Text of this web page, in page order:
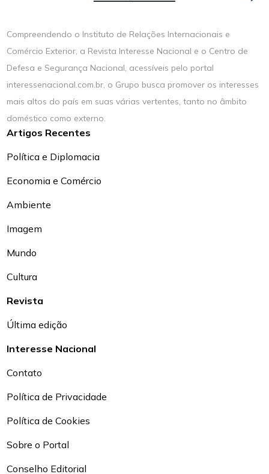
Compreendendo o Instituto de Relações Internacionais e
Comércio Exterior, a Revista Interesse Nacional e o Centro de
Defesa e Segurança Nacional, acessíveis pelo portal
interessenacional.com.br, o Grupo busca promover os interesses
mais altos do país em suas várias vertentes, tanto no âmbito
doméstico como externo.
Artigos Recentes
Política e Diplomacia
Economia e Comércio
Ambiente
Imagem
Mundo
Cultura
Revista
Última edição
Interesse Nacional
Contato
Política de Privacidade
Política de Cookies
Sobre o Portal
Conselho Editorial